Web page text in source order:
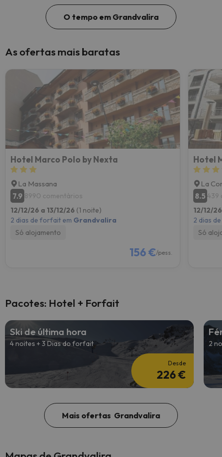
O tempo em Grandvalira
As ofertas mais baratas
Hotel Marco Polo by Nexta
La Massana
7.9 8990 comentários
12/12/26 a 13/12/26 (1 noite)
2 dias de forfait em Grandvalira
Só alojamento
156 €/pess.
Hotel
La
8.5 439
12/12/
2 dias
Só
Pacotes: Hotel + Forfait
Ski de última hora
4 noites + 3 Dias do forfait
Desde
226 €
2
Mais ofertas Grandvalira